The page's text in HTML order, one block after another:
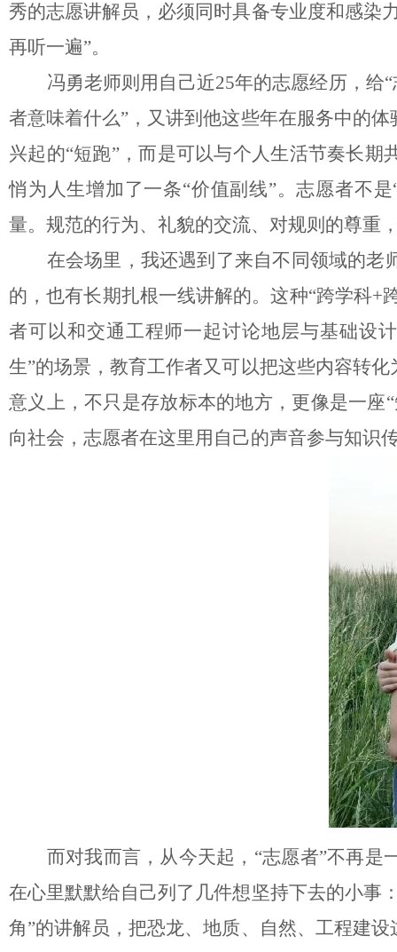
秀的志愿讲解员，必须同时具备专业度和感染
再听一遍”。
冯勇老师则用自己近25年的志愿经历，给
者意味着什么”，又讲到他这些年在服务中的
兴起的“短跑”，而是可以与个人生活节奏长
悄为人生增加了一条“价值副线”。志愿者不
量。规范的行为、礼貌的交流、对规则的尊重
在会场里，我还遇到了来自不同领域的
的，也有长期扎根一线讲解的。这种“跨学科+
者可以和交通工程师一起讨论地层与基础设
生”的场景，教育工作者又可以把这些内容转
意义上，不只是存放标本的地方，更像是一座
向社会，志愿者在这里用自己的声音参与知识
而对我而言，从今天起， “志愿者”不再是
在心里默默给自己列了几件想坚持下去的小事
角”的讲解员，把恐龙、地质、自然、工程建